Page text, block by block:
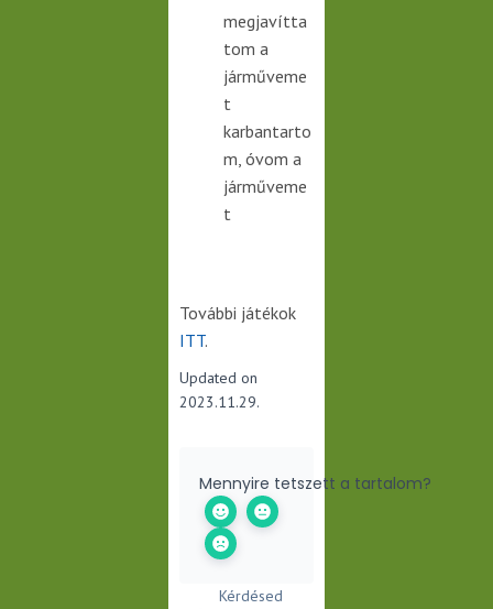
megjavítta
tom a
járműveme
t
karbantarto
m, óvom a
járműveme
t
További játékok
ITT.
Updated on
2023.11.29.
Mennyire tetszett a tartalom?
Kérdésed